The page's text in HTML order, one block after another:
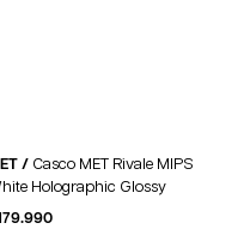
/ Casco MET Rivale MIPS
Holographic Glossy